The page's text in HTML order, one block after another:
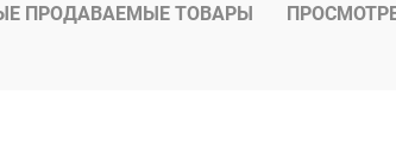
ПРОДАВАЕМЫЕ ТОВАРЫ